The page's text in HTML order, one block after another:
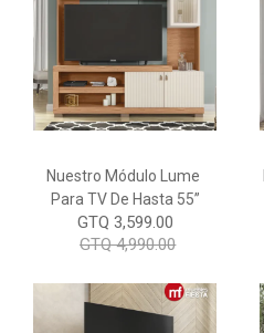
Nuestro Módulo Lume
Para TV De Hasta 55”
GTQ 3,599.00
GTQ 4,990.00